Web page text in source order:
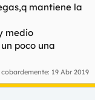
mantiene la
medio
poco una
19 Abr 2019